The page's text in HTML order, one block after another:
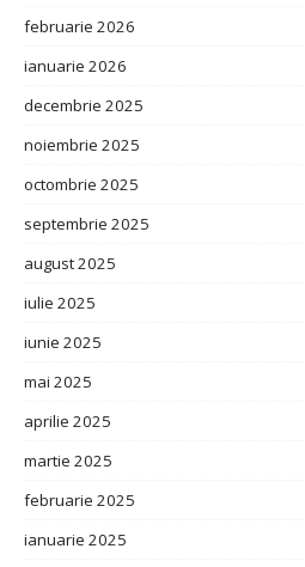
februarie 2026
ianuarie 2026
decembrie 2025
noiembrie 2025
octombrie 2025
septembrie 2025
august 2025
iulie 2025
iunie 2025
mai 2025
aprilie 2025
martie 2025
februarie 2025
ianuarie 2025